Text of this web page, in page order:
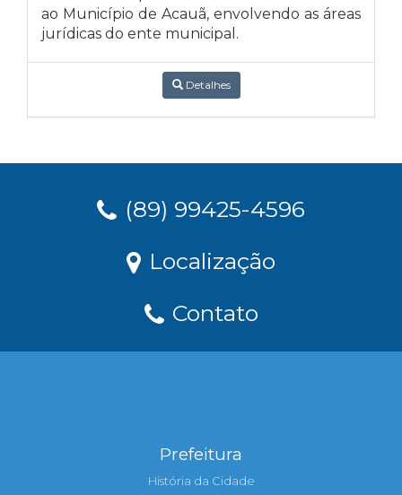
ao Município de Acauã, envolvendo as áreas
jurídicas do ente municipal.
Detalhes
(89) 99425-4596
Localização
Contato
Prefeitura
História da Cidade